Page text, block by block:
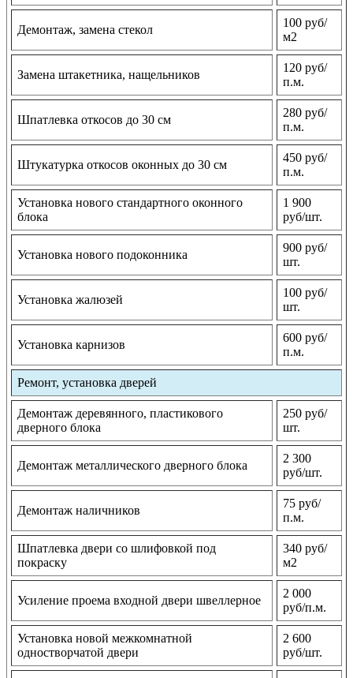
Демонтаж, замена стекол
100 руб/
м2
Замена штакетника, нащельников
120 руб/
п.м.
Шпатлевка откосов до 30 см
280 руб/
п.м.
Штукатурка откосов оконных до 30 см
450 руб/
п.м.
Установка нового стандартного оконного
блока
1 900
руб/шт.
Установка нового подоконника
900 руб/
шт.
Установка жалюзей
100 руб/
шт.
Установка карнизов
600 руб/
п.м.
Ремонт, установка дверей
Демонтаж деревянного, пластикового
дверного блока
250 руб/
шт.
Демонтаж металлического дверного блока
2 300
руб/шт.
Демонтаж наличников
75 руб/
п.м.
Шпатлевка двери со шлифовкой под
покраску
340 руб/
м2
Усиление проема входной двери швеллерное
2 000
руб/п.м.
Установка новой межкомнатной
одностворчатой двери
2 600
руб/шт.